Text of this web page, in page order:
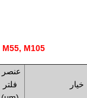
M55, M105
فلتر
خيار